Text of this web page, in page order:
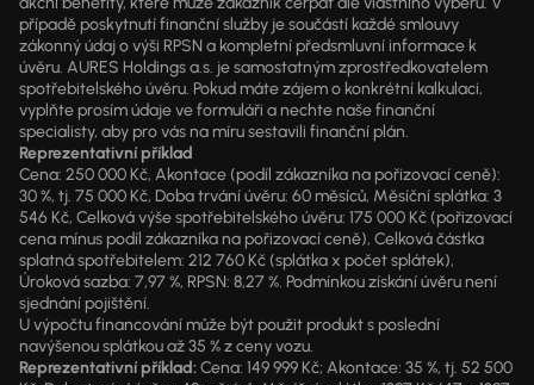
případě poskytnutí finanční služby je součástí každé smlouvy
zákonný údaj o výši RPSN a kompletní předsmluvní informace k
úvěru. AURES Holdings a.s. je samostatným zprostředkovatelem
spotřebitelského úvěru. Pokud máte zájem o konkrétní kalkulaci,
vyplňte prosím údaje ve formuláři a nechte naše finanční
specialisty, aby pro vás na míru sestavili finanční plán.
Reprezentativní příklad
Cena: 250 000 Kč, Akontace (podíl zákazníka na pořizovací ceně):
30 %, tj. 75 000 Kč, Doba trvání úvěru: 60 měsíců, Měsíční splátka: 3
546 Kč, Celková výše spotřebitelského úvěru: 175 000 Kč (pořizovací
cena mínus podíl zákazníka na pořizovací ceně), Celková částka
splatná spotřebitelem: 212 760 Kč (splátka x počet splátek),
Úroková sazba: 7,97 %, RPSN: 8,27 %. Podmínkou získání úvěru není
sjednání pojištění.
U výpočtu financování může být použit produkt s poslední
navýšenou splátkou až 35 % z ceny vozu.
Reprezentativní příklad:Cena: 149 999 Kč; Akontace: 35 %, tj. 52 500